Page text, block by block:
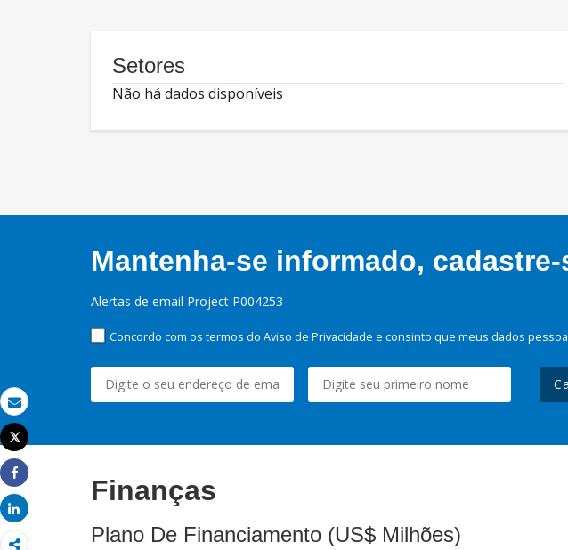
Email
Imprimir
Tweet
Share
Share
Setores
Não há dados disponíveis
Mantenha-se informado, cadastre-
Alertas de email Project P004253
Concordo com os termos do Aviso de Privacidade e consinto que meus dados
Finanças
Plano De Financiamento (US$ Milhões)